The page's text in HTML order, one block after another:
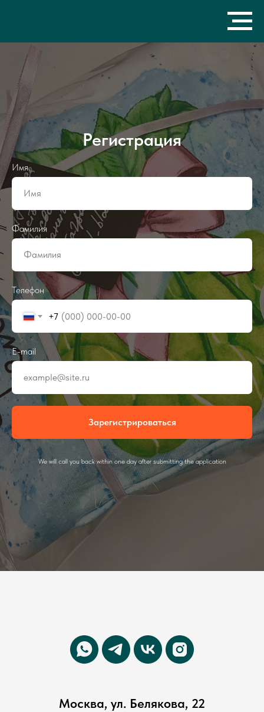
Регистрация
Имя
Имя
Фамилия
Фамилия
Телефон
+7
E-mail
example@site.ru
Зарегистрироваться
We will call you back within one day after submitting the application
Москва, ул. Белякова, 22